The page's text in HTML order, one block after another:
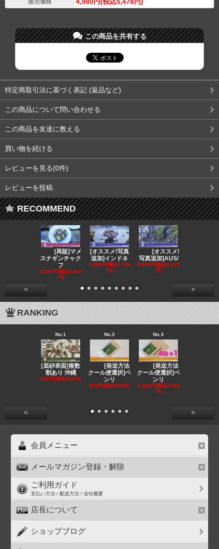
販売価格
この商品を共有する
特定商取引法に基づく表記 (返品など)
この商品について問い合わせる
この商品を友達に教える
買い物を続ける
レビューを見る(0件)
レビューを投稿
RECOMMEND
[再販]マメ
スナギンチャク
フ
5,000円(税込5,500
円)
[オススメ!写真
追加]インドネ
7,000円(税込7,700
円)
[オススメ!
写真追加]AUS/
8,980円(税込9,878
円)
< >
RANKING
No.1
[底砂表面]複数
割あり 沖縄
500円(税込550円)
No.2
[発送方法
クール便選択]ベ
ンリ
855円(税込940円)
No.3
[発送方法
クール便選択]ベ
ンリ
3,420円(税込3,762
円)
< >
会員メニュー
メールマガジン登録・解除
ご利用ガイド
支払い方法 / 配送方法 / 会社概要
店長について
ショップブログ